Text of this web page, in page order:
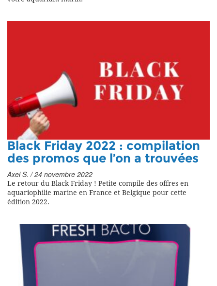
Black Friday 2022 : compilation
des promos que l’on a trouvées
Axel S. / 24 novembre 2022
Le retour du Black Friday ! Petite compile des offres en
aquariophilie marine en France et Belgique pour cette
édition 2022.